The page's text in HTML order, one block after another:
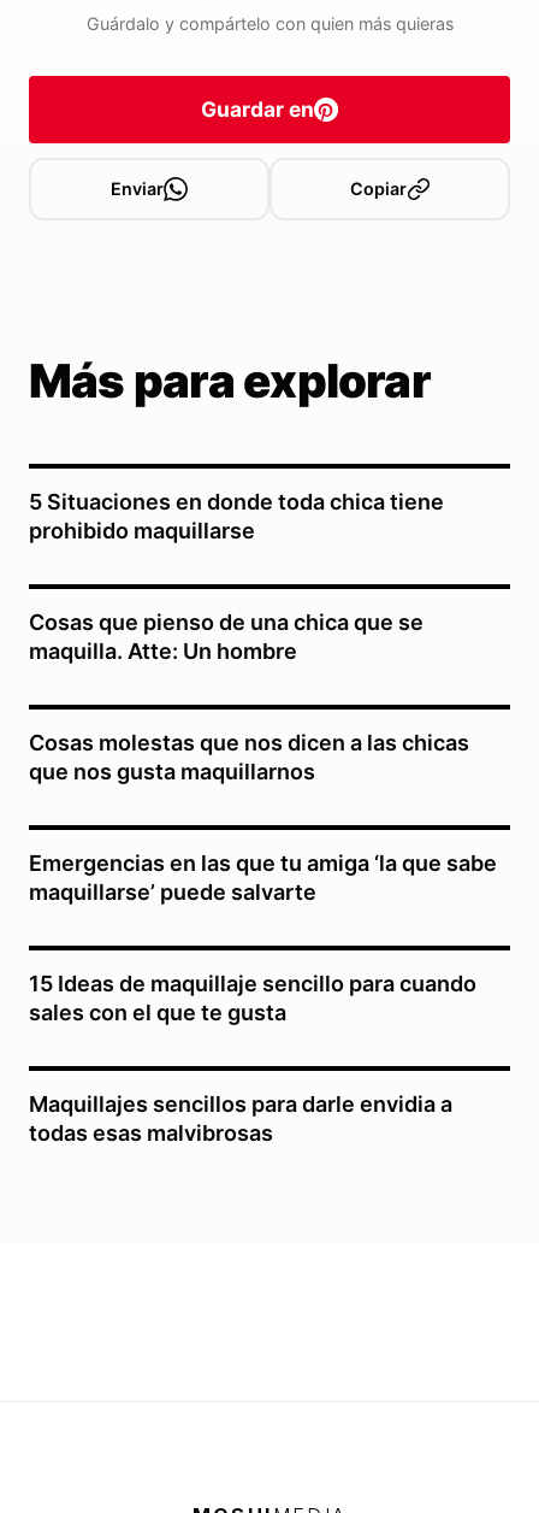
Guárdalo y compártelo con quien más quieras
Guardar en
Enviar Copiar
Más para explorar
5 Situaciones en donde toda chica tiene
prohibido maquillarse
Cosas que pienso de una chica que se
maquilla. Atte: Un hombre
Cosas molestas que nos dicen a las chicas
que nos gusta maquillarnos
Emergencias en las que tu amiga ‘la que sabe
maquillarse’ puede salvarte
15 Ideas de maquillaje sencillo para cuando
sales con el que te gusta
Maquillajes sencillos para darle envidia a
todas esas malvibrosas